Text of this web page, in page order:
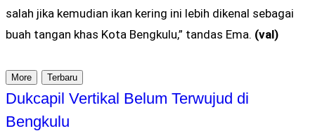
salah jika kemudian ikan kering ini lebih dikenal sebagai
buah tangan khas Kota Bengkulu,” tandas Ema. (val)
More Terbaru
Dukcapil Vertikal Belum Terwujud di
Bengkulu